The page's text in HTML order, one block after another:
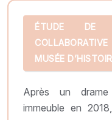
ÉTUDE DE
MUSÉE
Après un drame
immeuble en